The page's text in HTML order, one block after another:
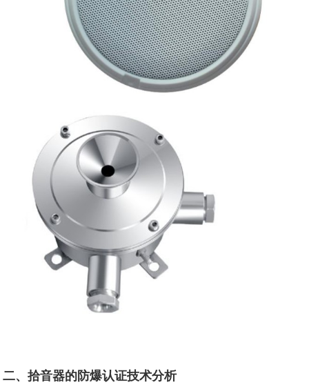
二、拾音器的防爆认证技术分析